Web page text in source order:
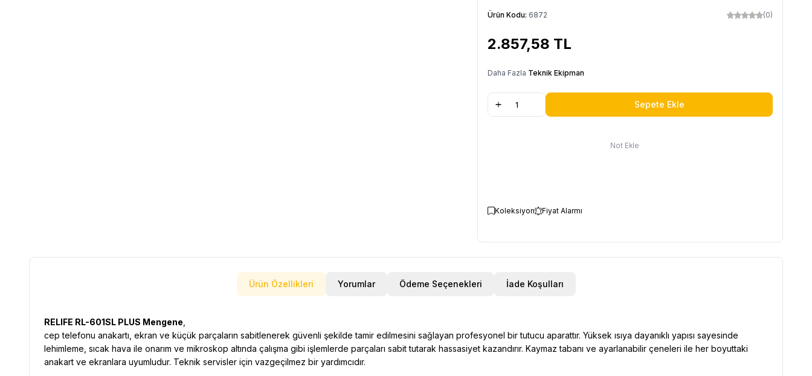
Ürün Kodu: 6872 (0)
2.857,58 TL
Daha Fazla Teknik Ekipman
Sepete Ekle
Not Ekle
Koleksiyon Fiyat Alarmı
Ürün Özellikleri Yorumlar Ödeme Seçenekleri İade Koşulları
RELIFE RL-601SL PLUS Mengene
cep telefonu anakartı, ekran ve küçük parçaların sabitlenerek güvenli şekilde tamir edilmesini sağlayan profesyonel bir tutucu aparattır. Yüksek ısıya dayanıklı yapısı sayesinde
lehimleme, sıcak hava ile onarım ve mikroskop altında çalışma gibi işlemlerde parçaları sabit tutarak hassasiyet kazandırır. Kaymaz tabanı ve ayarlanabilir çeneleri ile her boyuttaki
anakart ve ekranlara uyumludur. Teknik servisler için vazgeçilmez bir yardımcıdır.